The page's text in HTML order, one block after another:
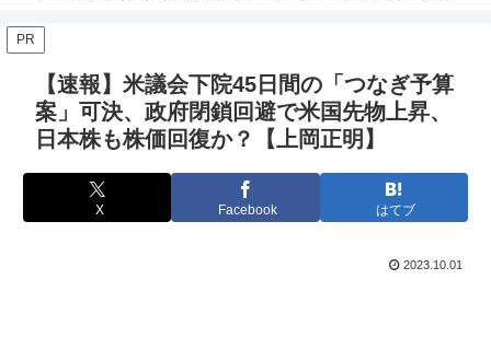
PR
【速報】米議会下院45日間の「つなぎ予算
案」可決、政府閉鎖回避で米国先物上昇、
日本株も株価回復か？【上岡正明】
X Facebook はてブ
2023.10.01